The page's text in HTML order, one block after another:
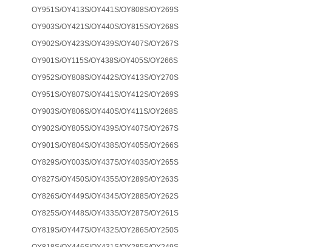
OY951S/OY413S/OY441S/OY808S/OY269S
OY903S/OY421S/OY440S/OY815S/OY268S
OY902S/OY423S/OY439S/OY407S/OY267S
OY901S/OY115S/OY438S/OY405S/OY266S
OY952S/OY808S/OY442S/OY413S/OY270S
OY951S/OY807S/OY441S/OY412S/OY269S
OY903S/OY806S/OY440S/OY411S/OY268S
OY902S/OY805S/OY439S/OY407S/OY267S
OY901S/OY804S/OY438S/OY405S/OY266S
OY829S/OY003S/OY437S/OY403S/OY265S
OY827S/OY450S/OY435S/OY289S/OY263S
OY826S/OY449S/OY434S/OY288S/OY262S
OY825S/OY448S/OY433S/OY287S/OY261S
OY819S/OY447S/OY432S/OY286S/OY250S